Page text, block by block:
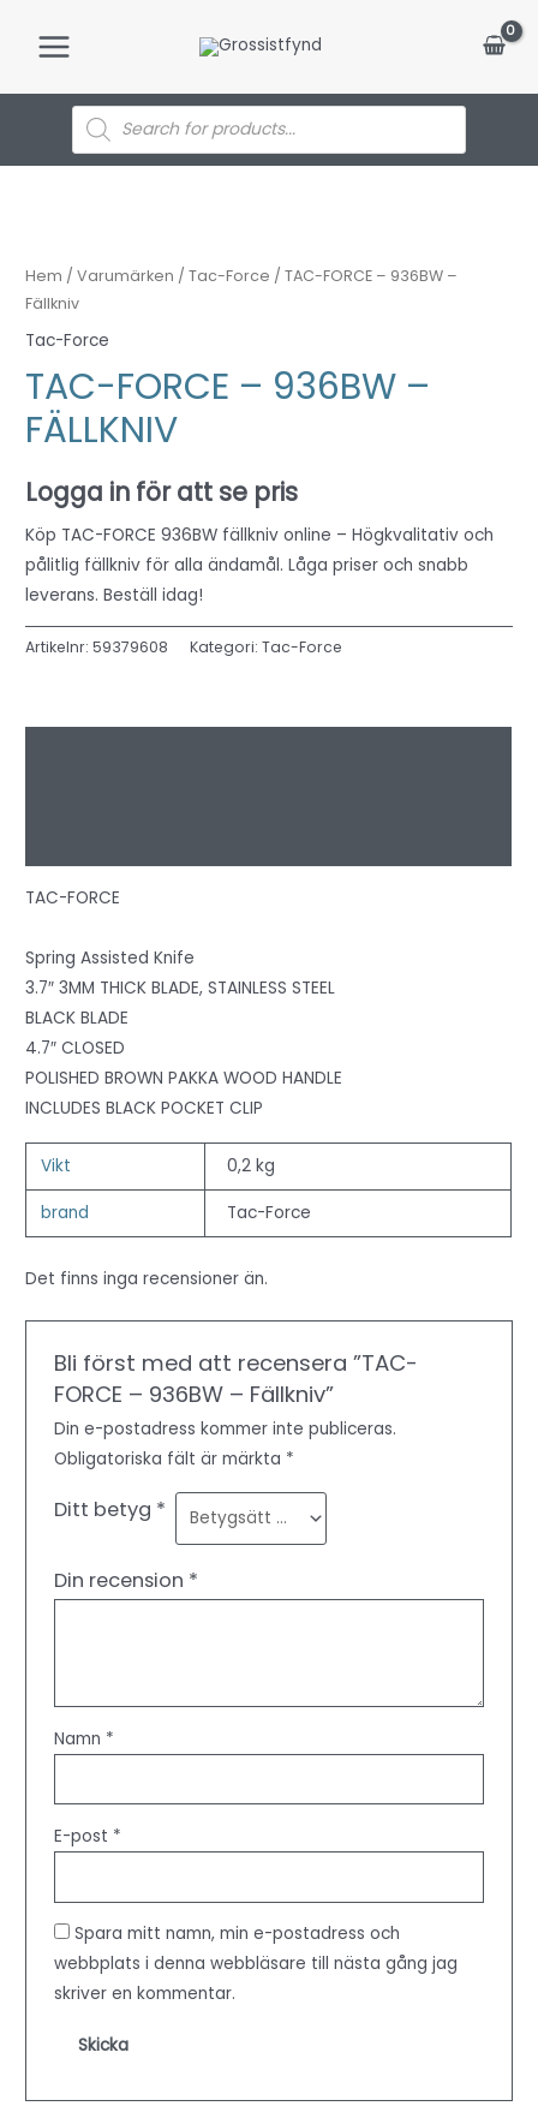
Main
MenuProducts
search
Hem /Varumärken /Tac-Force / TAC-FORCE – 936BW –
Fällkniv
Tac-Force
TAC-FORCE – 936BW –
FÄLLKNIV
Logga in för att se pris
Köp TAC-FORCE 936BW fällkniv online – Högkvalitativ och
pålitlig fällkniv för alla ändamål. Låga priser och snabb
leverans. Beställ idag!
Artikelnr:59379608 Kategori:Tac-Force
TAC-FORCE
Spring Assisted Knife
3.7″ 3MM THICK BLADE, STAINLESS STEEL
BLACK BLADE
4.7″ CLOSED
POLISHED BROWN PAKKA WOOD HANDLE
INCLUDES BLACK POCKET CLIP
Vikt 0,2 kg
brand Tac-Force
Det finns inga recensioner än.
Bli först med att recensera ”TAC-
FORCE – 936BW – Fällkniv”
Din e-postadress kommer inte publiceras.
Obligatoriska fält är märkta *
Ditt betyg *
Din recension *
Namn *
E-post *
Spara mitt namn, min e-postadress och
webbplats i denna webbläsare till nästa gång jag
skriver en kommentar.